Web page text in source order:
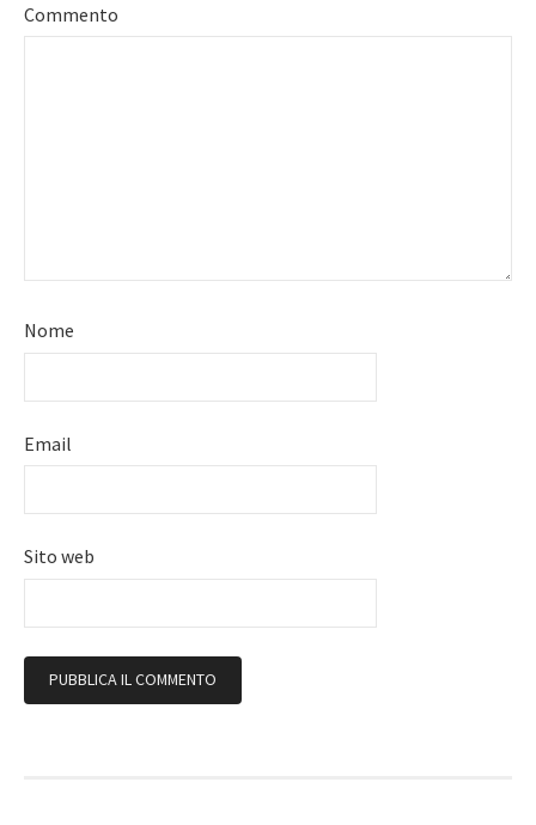
Commento
Nome
Email
Sito web